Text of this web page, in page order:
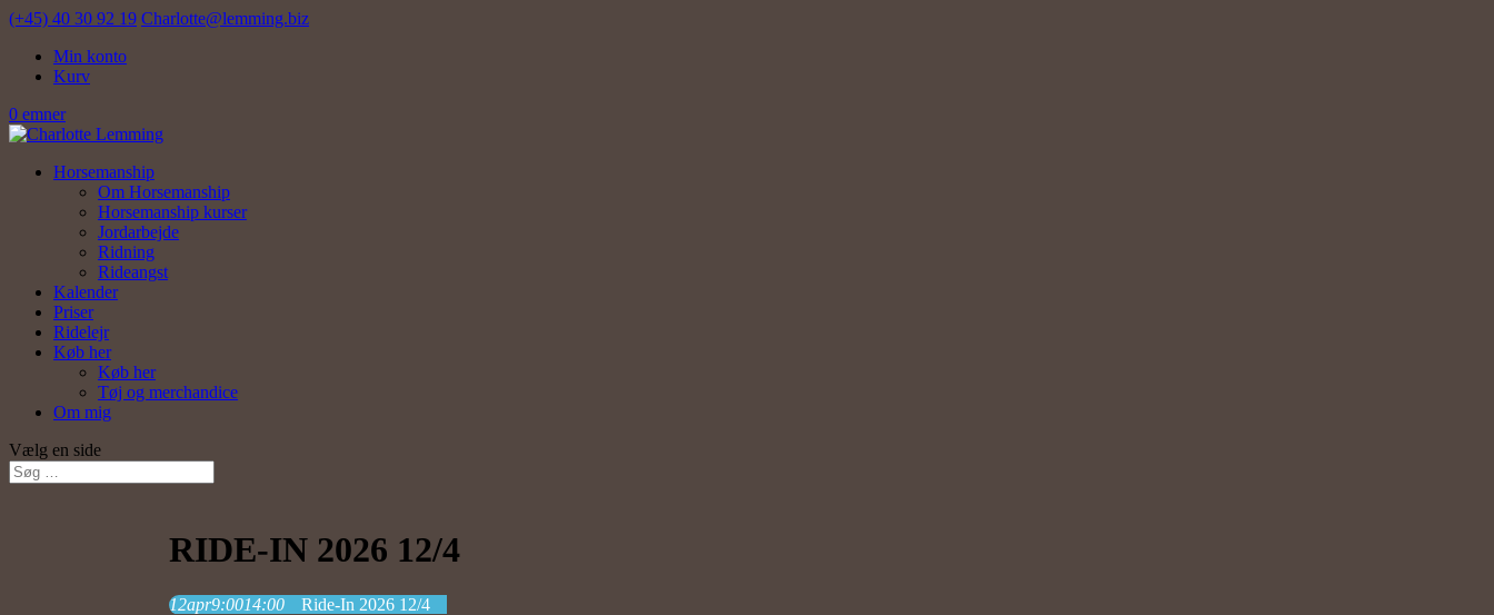
(+45) 40 30 92 19 Charlotte@lemming.biz
Min konto
Kurv
0 emner
Horsemanship
Om Horsemanship
Horsemanship kurser
Jordarbejde
Ridning
Rideangst
Kalender
Priser
Ridelejr
Køb her
Køb her
Tøj og merchandice
Om mig
Vælg en side
RIDE-IN 2026 12/4
12apr9:0014:00 Ride-In 2026 12/4